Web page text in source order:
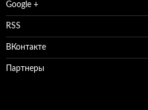
Google +
RSS
ВКонтакте
Партнеры